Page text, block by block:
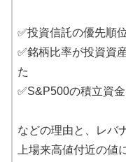
✅投資信託の優先順
✅銘柄比率が投資資
た
✅S&P500の積立資
などの理由と、レバ
上場来高値付近の値